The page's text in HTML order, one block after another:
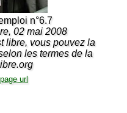
n°6.7
02 mai 2008
libre, vous pouvez la
les termes de la
page url